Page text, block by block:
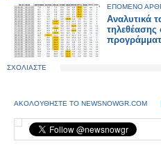
ΕΠΟΜΕΝΟ
Αναλυτικά
τηλεθέασης
ΣΧΟΛΙΑΣΤΕ
ΑΚΟΛΟΥΘΗΣΤΕ ΤΟ NEWSNOWGR.COM